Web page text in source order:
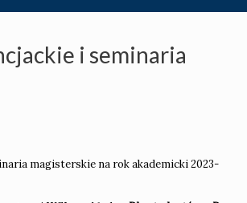
i seminaria
magisterskie na rok akademicki 2023-